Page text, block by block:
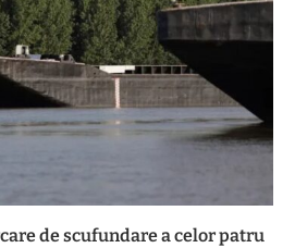
de scufundare a celor patru